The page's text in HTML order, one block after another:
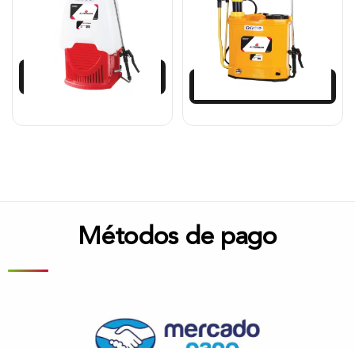
$421.713
379.575
Añadir al carrito
$ 283.250
Añadir al carrito
Métodos de pago